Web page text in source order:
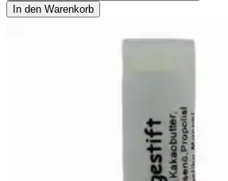
In den Warenkorb